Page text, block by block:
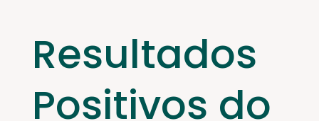
Resultados
Positivos do